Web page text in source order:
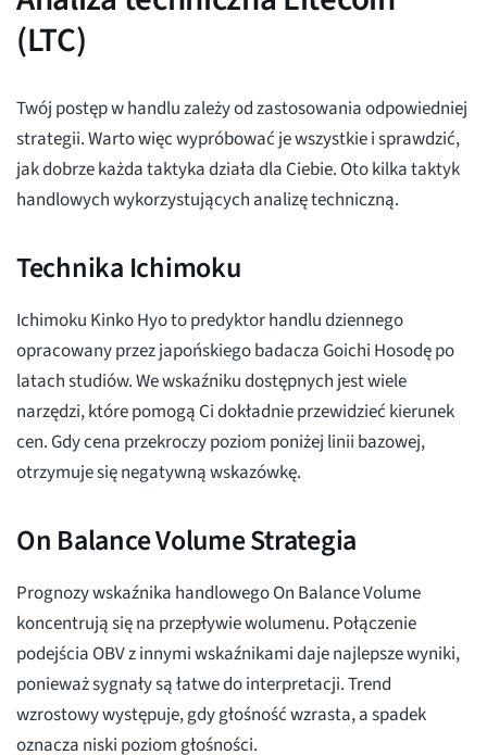
(LTC)
Twój postęp w handlu zależy od zastosowania odpowiedniej
strategii. Warto więc wypróbować je wszystkie i sprawdzić,
jak dobrze każda taktyka działa dla Ciebie. Oto kilka taktyk
handlowych wykorzystujących analizę techniczną.
Technika Ichimoku
Ichimoku Kinko Hyo to predyktor handlu dziennego
opracowany przez japońskiego badacza Goichi Hosodę po
latach studiów. We wskaźniku dostępnych jest wiele
narzędzi, które pomogą Ci dokładnie przewidzieć kierunek
cen. Gdy cena przekroczy poziom poniżej linii bazowej,
otrzymuje się negatywną wskazówkę.
On Balance Volume Strategia
Prognozy wskaźnika handlowego On Balance Volume
koncentrują się na przepływie wolumenu. Połączenie
podejścia OBV z innymi wskaźnikami daje najlepsze wyniki,
ponieważ sygnały są łatwe do interpretacji. Trend
wzrostowy występuje, gdy głośność wzrasta, a spadek
oznacza niski poziom głośności.